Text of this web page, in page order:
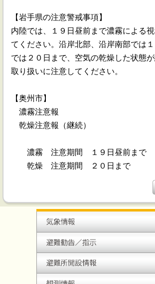
【岩手県の注意警戒事項】
内陸では、１９日昼前まで濃霧による
てください。沿岸北部、沿岸南部では
では２０日まで、空気の乾燥した状態
取り扱いに注意してください。
【奥州市】
濃霧注意報
乾燥注意報（継続）
濃霧 注意期間 １９日昼前まで
乾燥 注意期間 ２０日まで